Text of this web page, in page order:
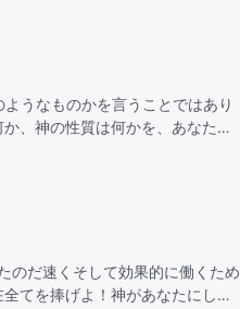
うなものかを言うことではあり
、神の性質は何かを、あなたは
のだ速くそして効果的に働くため
てを捧げよ！神があなたにして